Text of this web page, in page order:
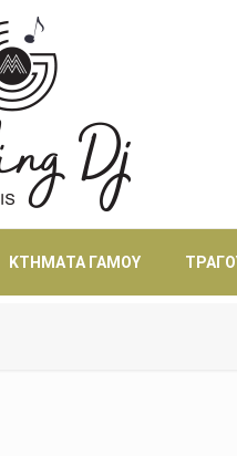
ΚΤΉΜΑΤΑ ΓΆΜΟΥ